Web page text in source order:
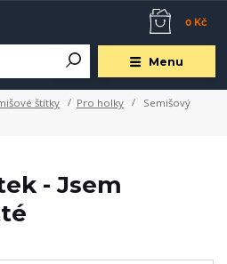
Menu
0 Kč
štítky Pro holky
Semišový
- Jsem